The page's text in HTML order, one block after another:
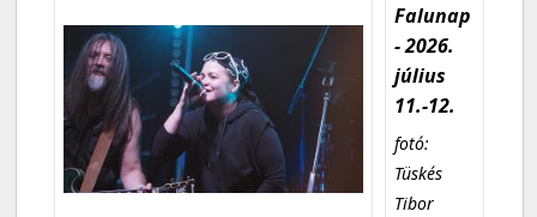
Falunap
- 2026.
július
11.-12.
fotó:
Tüskés
Tibor